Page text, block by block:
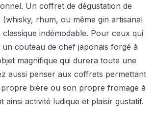
Un coffret de dégustation de
rhum, ou même gin artisanal
indémodable. Pour ceux qui
un couteau de chef japonais forgé à
magnifique qui durera toute une
aussi penser aux coffrets permettant
bière ou son propre fromage à
ainsi activité ludique et plaisir gustatif.